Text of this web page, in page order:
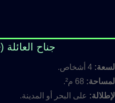
جناح العائلة (Family Suite)
السعة:
المساحة:
الإطلالة: على البحر أو المدينة.